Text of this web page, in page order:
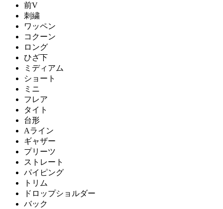
前V
刺繍
ワッペン
コクーン
ロング
ひざ下
ミディアム
ショート
ミニ
フレア
タイト
台形
Aライン
ギャザー
プリーツ
ストレート
パイピング
トリム
ドロップショルダー
バック